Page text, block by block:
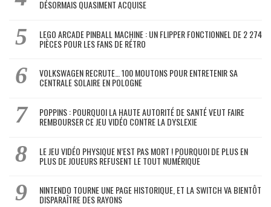
DÉSORMAIS QUASIMENT ACQUISE
LEGO ARCADE PINBALL MACHINE : UN FLIPPER FONCTIONNEL DE 2 274
PIÈCES POUR LES FANS DE RÉTRO
VOLKSWAGEN RECRUTE… 100 MOUTONS POUR ENTRETENIR SA
CENTRALE SOLAIRE EN POLOGNE
POPPINS : POURQUOI LA HAUTE AUTORITÉ DE SANTÉ VEUT FAIRE
REMBOURSER CE JEU VIDÉO CONTRE LA DYSLEXIE
LE JEU VIDÉO PHYSIQUE N’EST PAS MORT ! POURQUOI DE PLUS EN
PLUS DE JOUEURS REFUSENT LE TOUT NUMÉRIQUE
NINTENDO TOURNE UNE PAGE HISTORIQUE, ET LA SWITCH VA BIENTÔT
DISPARAÎTRE DES RAYONS